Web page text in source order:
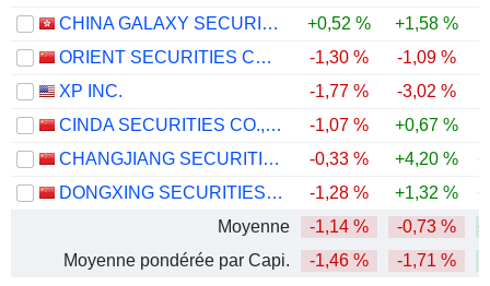
CHINA GALAXY SECURITIES CO., LTD.
+0,52 % +1,58 %
ORIENT SECURITIES COMPANY LIMITED
-1,30 % -1,09 %
XP INC.
-1,77 % -3,02 %
CINDA SECURITIES CO., LTD.
-1,07 % +0,67 %
CHANGJIANG SECURITIES COMPANY LIMITED
-0,33 % +4,20 %
DONGXING SECURITIES CORPORATION LIMITED
-1,28 % +1,32 %
Moyenne
-1,14 % -0,73 %
Moyenne pondérée par Capi.
-1,46 % -1,71 %